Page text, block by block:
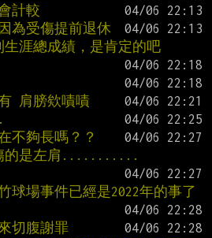
計較
為受傷提前退休
涯總成績，是肯定的吧
肩膀欸嘖嘖
不夠長嗎？？
的是左肩...........
球場事件已經是2022年的事了
切腹謝罪